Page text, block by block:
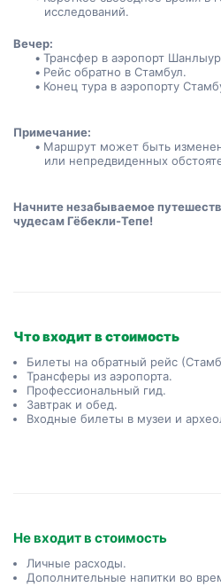
исследований.
Вечер:
Трансфер в аэропорт
Рейс обратно в Стамбул.
Конец тура в аэропорту
Примечание:
Маршрут может быть
или непредвиденных
Начните незабываемое
чудесам Гёбекли-Тепе!
Что входит в стоимость
Билеты на обратный рейс
Трансферы из аэропорта.
Профессиональный гид.
Завтрак и обед.
Входные билеты в музеи и
Не входит в стоимость
Личные расходы.
Дополнительные напитки во